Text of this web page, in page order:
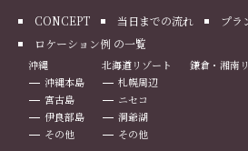
CONCEPT 当日までの流れ
プラ
ロケーション例 の一覧
沖縄
沖縄本島
宮古島
伊良部島
その他
北海道リゾート
札幌周辺
ニセコ
洞爺湖
その他
鎌倉・湘南